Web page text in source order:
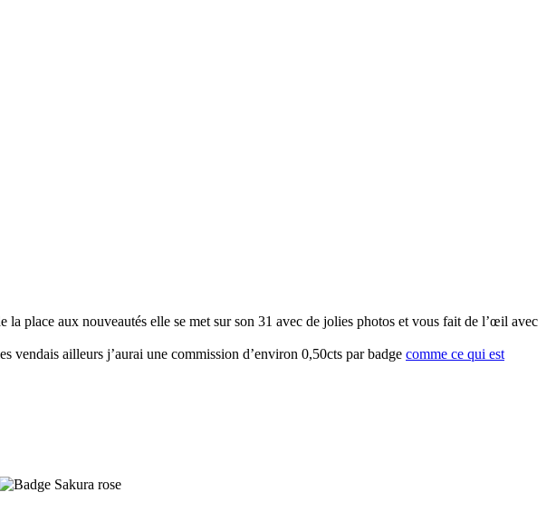
place aux nouveautés elle se met sur son 31 avec de jolies photos et vous fait de l’œil avec
vendais ailleurs j’aurai une commission d’environ 0,50cts par badge comme ce qui est